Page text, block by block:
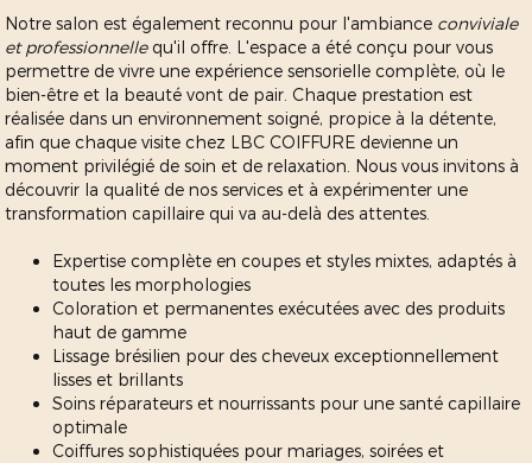
Notre salon est également reconnu pour l'ambiance conviviale
et professionnellequ'il offre. L'espace a été conçu pour vous
permettre de vivre une expérience sensorielle complète, où le
bien-être et la beauté vont de pair. Chaque prestation est
réalisée dans un environnement soigné, propice à la détente,
afin que chaque visite chez LBC COIFFURE devienne un
moment privilégié de soin et de relaxation. Nous vous invitons à
découvrir la qualité de nos services et à expérimenter une
transformation capillaire qui va au-delà des attentes.
Expertise complète en coupes et styles mixtes, adaptés à
toutes les morphologies
Coloration et permanentes exécutées avec des produits
haut de gamme
Lissage brésilien pour des cheveux exceptionnellement
lisses et brillants
Soins réparateurs et nourrissants pour une santé capillaire
optimale
Coiffures sophistiquées pour mariages, soirées et